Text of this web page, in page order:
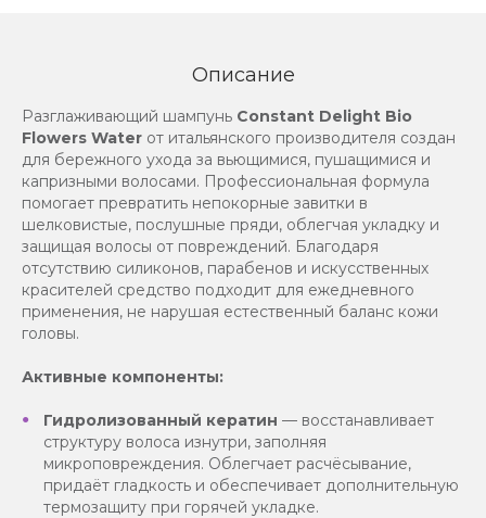
Описание
Разглаживающий шампунь Constant Delight Bio
Flowers Water от итальянского производителя создан
для бережного ухода за вьющимися, пушащимися и
капризными волосами. Профессиональная формула
помогает превратить непокорные завитки в
шелковистые, послушные пряди, облегчая укладку и
защищая волосы от повреждений. Благодаря
отсутствию силиконов, парабенов и искусственных
красителей средство подходит для ежедневного
применения, не нарушая естественный баланс кожи
головы.
Активные компоненты:
Гидролизованный кератин — восстанавливает
структуру волоса изнутри, заполняя
микроповреждения. Облегчает расчёсывание,
придаёт гладкость и обеспечивает дополнительную
термозащиту при горячей укладке.